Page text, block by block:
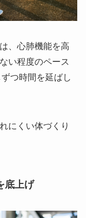
、心肺機能を高
い程度のペース
つ時間を延ばし
にくい体づくり
底上げ